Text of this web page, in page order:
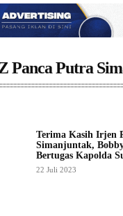
Panca Putra
Terima Kasih Irjen
Simanjuntak,
Bertugas Kapolda
22 Juli 2023